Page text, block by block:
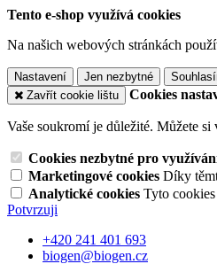
Tento e-shop využívá cookies
Na našich webových stránkách
Nastavení Jen nezbytné
Zavřít cookie lištu
Cookies
Vaše soukromí je důležité. Můžete si
Cookies nezbytné pro
Marketingové cookies Díky
Analytické cookies Tyto
Potvrzuji
+420 241 401 693
biogen@biogen.cz